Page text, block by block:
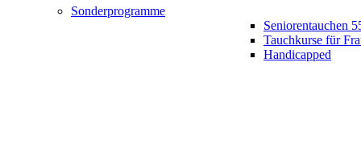
Sonderprogramme
Seniorentauchen
Tauchkurse für
Handicapped